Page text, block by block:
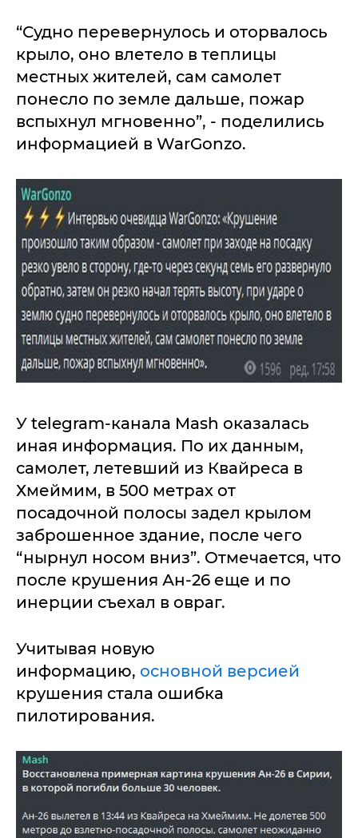
“Судно перевернулось и оторвалось
крыло, оно влетело в теплицы
местных жителей, сам самолет
понесло по земле дальше, пожар
вспыхнул мгновенно”, - поделились
информацией в WarGonzo.
У telegram-канала Mash оказалась
иная информация. По их данным,
самолет, летевший из Квайреса в
Хмеймим, в 500 метрах от
посадочной полосы задел крылом
заброшенное здание, после чего
“нырнул носом вниз”. Отмечается, что
после крушения Ан-26 еще и по
инерции съехал в овраг.
Учитывая новую
информацию, основной версией
крушения стала ошибка
пилотирования.